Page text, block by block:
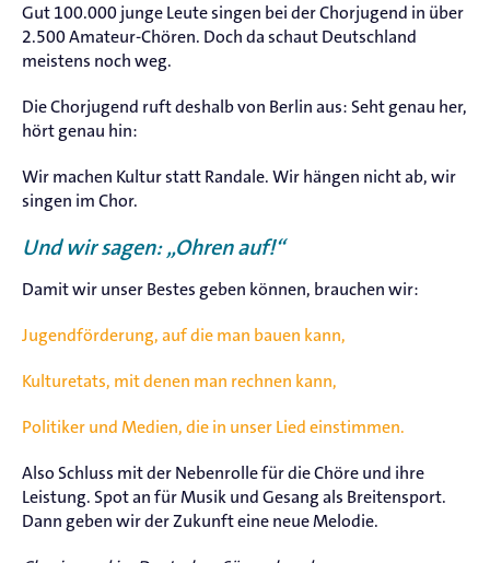
Gut 100.000 junge Leute singen bei der Chorjugend in über
2.500 Amateur-Chören. Doch da schaut Deutschland
meistens noch weg.
Die Chorjugend ruft deshalb von Berlin aus: Seht genau her,
hört genau hin:
Wir machen Kultur statt Randale. Wir hängen nicht ab, wir
singen im Chor.
Und wir sagen: „Ohren auf!“
Damit wir unser Bestes geben können, brauchen wir:
Jugendförderung, auf die man bauen kann,
Kulturetats, mit denen man rechnen kann,
Politiker und Medien, die in unser Lied einstimmen.
Also Schluss mit der Nebenrolle für die Chöre und ihre
Leistung. Spot an für Musik und Gesang als Breitensport.
Dann geben wir der Zukunft eine neue Melodie.